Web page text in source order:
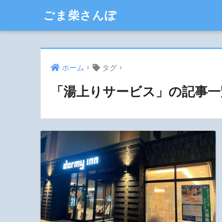
ごま柴さんぽ
ホーム タグ
「湯上りサービス」の記事